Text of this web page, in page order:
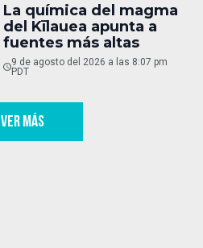
La química del magma
del Kīlauea apunta a
fuentes más altas
9 de agosto del 2026 a las 8:07 pm
PDT
VER MÁS